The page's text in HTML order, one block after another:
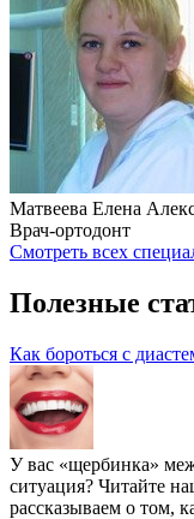
Матвеева Елена
Врач-ортодонт
Смотреть всех
Полезные
Как бороться с
У вас «щербинка»
ситуация? Читайте
рассказываем о том,